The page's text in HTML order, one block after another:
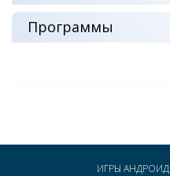
Программы
ИГРЫ АНДРОИД